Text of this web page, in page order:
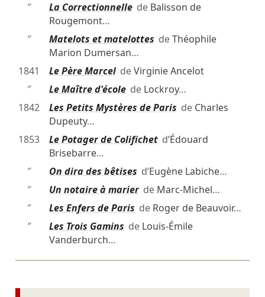
″
La Correctionnellede Balisson de
Rougemont…
″
Matelots et matelottes deThéophile
Marion Dumersan…
1841
Le Père MarceldeVirginie Ancelot
″
Le Maître d'écolede Lockroy…
1842
Les Petits Mystères de Paris de Charles
Dupeuty…
1853
Le Potager de Colifichetd’Édouard
Brisebarre…
″
On dira des bêtises d’Eugène Labiche…
″
Un notaire à marierde Marc-Michel…
″
Les Enfers de Paris de Roger de Beauvoir…
″
Les Trois Gamins de Louis-Émile
Vanderburch…